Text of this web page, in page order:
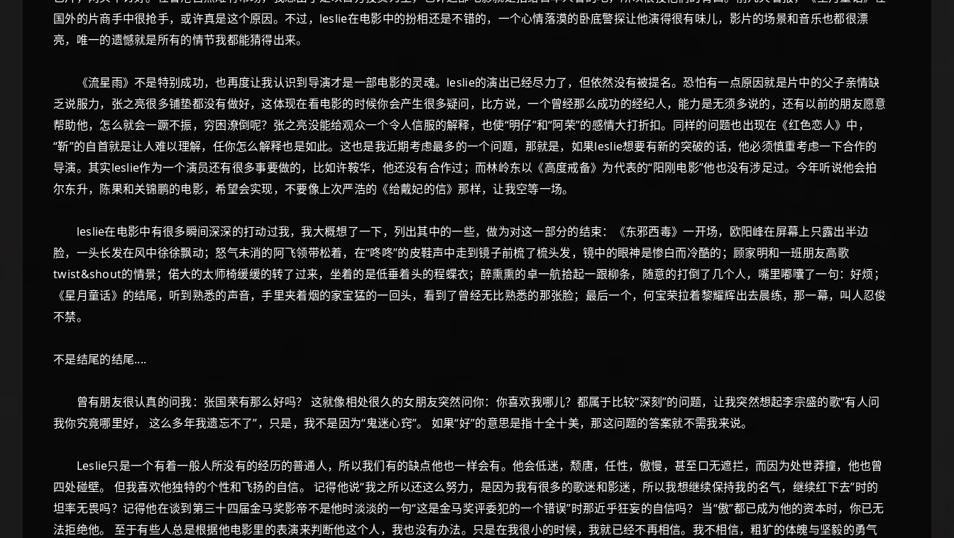
国外的片商手中很抢手，或许真是这个原因。不过，leslie在电影中的扮相还是不错的，一个心情落漠的卧底警探让他演得很有味儿，影片的场景和音乐也都很漂
亮，唯一的遗憾就是所有的情节我都能猜得出来。
《流星雨》不是特别成功，也再度让我认识到导演才是一部电影的灵魂。leslie的演出已经尽力了，但依然没有被提名。恐怕有一点原因就是片中的父子亲情缺
乏说服力，张之亮很多铺垫都没有做好，这体现在看电影的时候你会产生很多疑问，比方说，一个曾经那么成功的经纪人，能力是无须多说的，还有以前的朋友愿意
帮助他，怎么就会一蹶不振，穷困潦倒呢？张之亮没能给观众一个令人信服的解释，也使“明仔”和“阿荣”的感情大打折扣。同样的问题也出现在《红色恋人》中，
“靳”的自首就是让人难以理解，任你怎么解释也是如此。这也是我近期考虑最多的一个问题，那就是，如果leslie想要有新的突破的话，他必须慎重考虑一下合作的
导演。其实leslie作为一个演员还有很多事要做的，比如许鞍华，他还没有合作过；而林岭东以《高度戒备》为代表的“阳刚电影”他也没有涉足过。今年听说他会拍
尔东升，陈果和关锦鹏的电影，希望会实现，不要像上次严浩的《给戴妃的信》那样，让我空等一场。
leslie在电影中有很多瞬间深深的打动过我，我大概想了一下，列出其中的一些，做为对这一部分的结束：《东邪西毒》一开场，欧阳峰在屏幕上只露出半边
脸，一头长发在风中徐徐飘动；怒气未消的阿飞领带松着，在“咚咚”的皮鞋声中走到镜子前梳了梳头发，镜中的眼神是惨白而冷酷的；顾家明和一班朋友高歌
twist&shout的情景；偌大的太师椅缓缓的转了过来，坐着的是低垂着头的程蝶衣；醉熏熏的卓一航拾起一跟柳条，随意的打倒了几个人，嘴里嘟囔了一句：好烦；
《星月童话》的结尾，听到熟悉的声音，手里夹着烟的家宝猛的一回头，看到了曾经无比熟悉的那张脸；最后一个，何宝荣拉着黎耀辉出去晨练，那一幕，叫人忍俊
不禁。
不是结尾的结尾....
曾有朋友很认真的问我：张国荣有那么好吗？ 这就像相处很久的女朋友突然问你：你喜欢我哪儿？都属于比较“深刻”的问题，让我突然想起李宗盛的歌“有人问
我你究竟哪里好， 这么多年我遗忘不了”，只是，我不是因为“鬼迷心窍”。 如果“好”的意思是指十全十美，那这问题的答案就不需我来说。
Leslie只是一个有着一般人所没有的经历的普通人，所以我们有的缺点他也一样会有。他会低迷，颓唐，任性，傲慢，甚至口无遮拦，而因为处世莽撞，他也曾
四处碰壁。 但我喜欢他独特的个性和飞扬的自信。 记得他说“我之所以还这么努力，是因为我有很多的歌迷和影迷，所以我想继续保持我的名气，继续红下去”时的
坦率无畏吗？记得他在谈到第三十四届金马奖影帝不是他时淡淡的一句“这是金马奖评委犯的一个错误”时那近乎狂妄的自信吗？ 当“傲”都已成为他的资本时，你已无
法拒绝他。 至于有些人总是根据他电影里的表演来判断他这个人，我也没有办法。只是在我很小的时候，我就已经不再相信。我不相信，粗犷的体魄与坚毅的勇气